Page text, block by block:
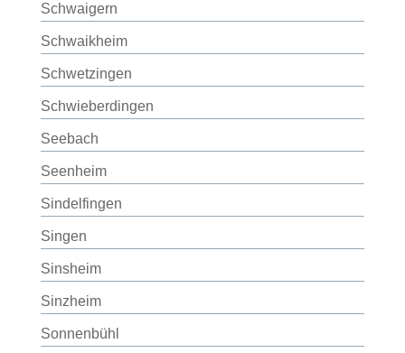
Schwaigern
Schwaikheim
Schwetzingen
Schwieberdingen
Seebach
Seenheim
Sindelfingen
Singen
Sinsheim
Sinzheim
Sonnenbühl